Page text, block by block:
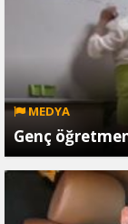
MEDYA
Genç